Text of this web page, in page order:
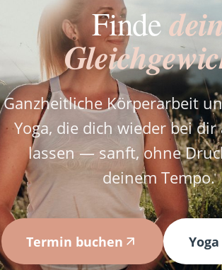
Findedein
Ganzheitliche Körperarbeit
Yoga, die dich wieder bei
lassen — sanft, ohne
deinem Tempo.
Termin buchen